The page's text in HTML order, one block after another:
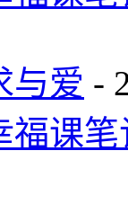
与爱 -
福课